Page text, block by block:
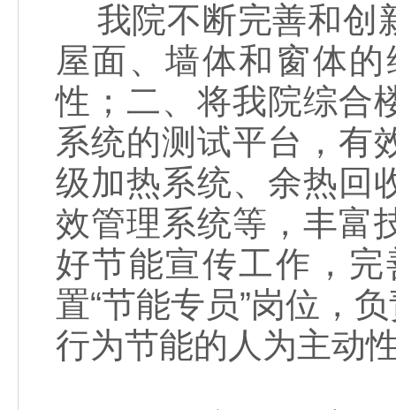
我院不断完善和创
屋面、墙体和窗体
性；二、将我院综合
系统的测试平台，有
级加热系统、余热回
效管理系统等，丰富
好节能宣传工作，
置“节能专员”岗位，
行为节能的人为主动